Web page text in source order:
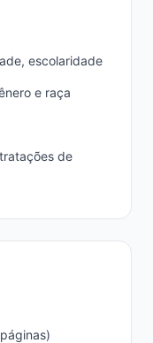
escolaridade
e raça
de